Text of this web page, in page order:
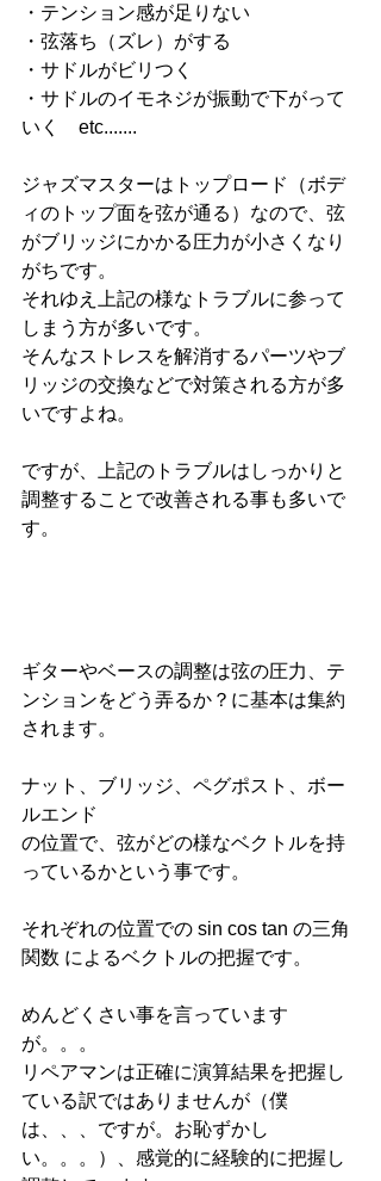
・テンション感が足りない
・弦落ち（ズレ）がする
・サドルがビリつく
・サドルのイモネジが振動で下がって
いく　etc.......
ジャズマスターはトップロード（ボデ
ィのトップ面を弦が通る）なので、弦
がブリッジにかかる圧力が小さくなり
がちです。
それゆえ上記の様なトラブルに参って
しまう方が多いです。
そんなストレスを解消するパーツやブ
リッジの交換などで対策される方が多
いですよね。
ですが、上記のトラブルはしっかりと
調整することで改善される事も多いで
す。
ギターやベースの調整は弦の圧力、テ
ンションをどう弄るか？に基本は集約
されます。
ナット、ブリッジ、ペグポスト、ボー
ルエンド
の位置で、弦がどの様なベクトルを持
っているかという事です。
それぞれの位置での sin cos tan の三角
関数 によるベクトルの把握です。
めんどくさい事を言っています
が。。。
リペアマンは正確に演算結果を把握し
ている訳ではありませんが（僕
は、、、ですが。お恥ずかし
い。。。）、感覚的に経験的に把握し